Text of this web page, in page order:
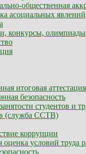
общественная
асоциальных явлений
конкурсы, олимпиады
итоговая аттестация
безопасность
студентов и
(служба ССТВ)
коррупции
оценка условий труда